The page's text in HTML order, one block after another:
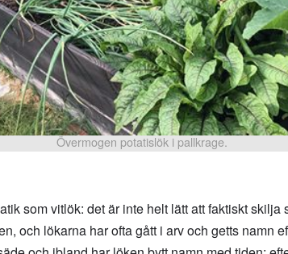
Övermogen potatislök i pallkrage.
som vitlök: det är inte helt lätt att faktiskt skilja
och lökarna har ofta gått i arv och getts namn